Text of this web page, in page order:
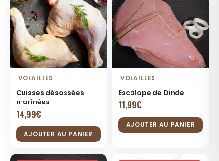
VOLAILLES
Cuisses désossées
marinées
14,99€
AJOUTER AU PANIER
VOLAILLES
Escalope de Dinde
11,99€
AJOUTER AU PANIER